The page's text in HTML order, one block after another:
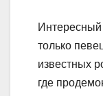
только
известных
где